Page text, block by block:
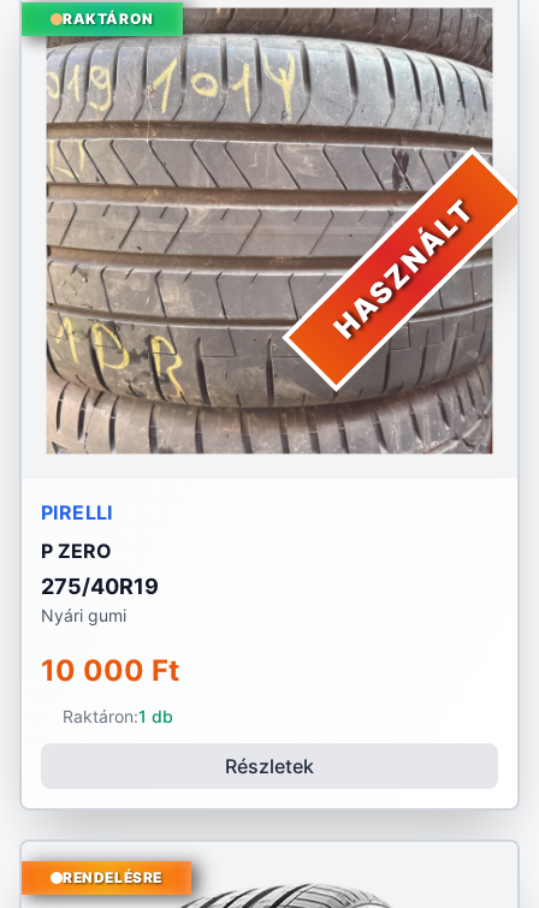
HASZNÁLT
RAKTÁRON
PIRELLI
P ZERO
275/40R19
Nyári gumi
10 000 Ft
Raktáron:1 db
Részletek
RENDELÉSRE